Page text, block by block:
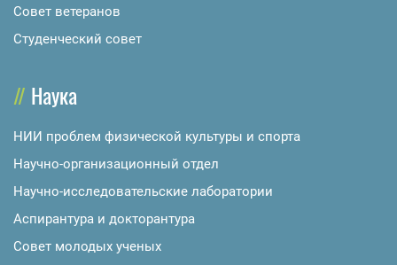
Совет ветеранов
Студенческий совет
Наука
НИИ проблем физической культуры и спорта
Научно-организационный отдел
Научно-исследовательские лаборатории
Аспирантура и докторантура
Совет молодых ученых